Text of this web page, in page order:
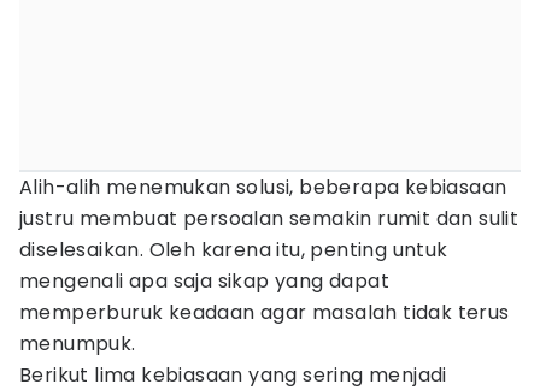
Alih-alih menemukan solusi, beberapa kebiasaan
justru membuat persoalan semakin rumit dan sulit
diselesaikan. Oleh karena itu, penting untuk
mengenali apa saja sikap yang dapat
memperburuk keadaan agar masalah tidak terus
menumpuk.
Berikut lima kebiasaan yang sering menjadi